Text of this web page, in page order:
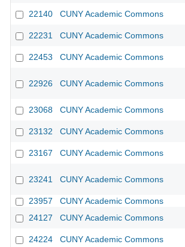
22140 CUNY Academic Commons
22231 CUNY Academic Commons
22453 CUNY Academic Commons
22926 CUNY Academic Commons
23068 CUNY Academic Commons
23132 CUNY Academic Commons
23167 CUNY Academic Commons
23241 CUNY Academic Commons
23957 CUNY Academic Commons
24127
CUNY Academic Commons
24224 CUNY Academic Commons